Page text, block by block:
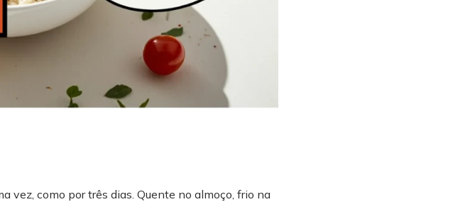
vez, como por três dias. Quente no almoço, frio na